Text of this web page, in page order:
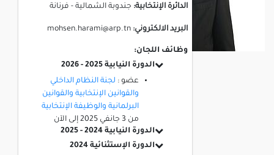
الدائرة الإنتخابية: جندوبة الشمالية - فرنانة
البريد الالكتروني: mohsen.harami@arp.tn
وظائف اللجان:
الدورة النيابية 2025 - 2026
عضو : لجنة النظام الداخلي
والقوانين الإنتخابية والقوانين
البرلمانية والوظيفة الإنتخابية
من 3 جانفي 2025 إلىالآن
الدورة النيابية 2024 - 2025
الدورة الإستثنائية 2024